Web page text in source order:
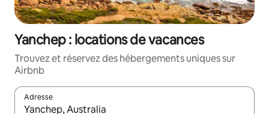
Yanchep : locations de vacances
Trouvez et réservez des hébergements uniques sur
Airbnb
Adresse
Lorsque les résultats s'affichent, utilisez les flèches vers le